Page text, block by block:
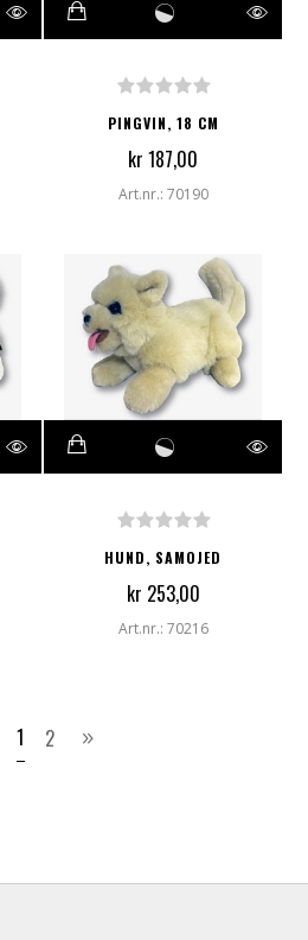
PINGVIN, 18 CM
kr 187,00
Art.nr.: 70190
HUND, SAMOJED
kr 253,00
Art.nr.: 70216
1 2